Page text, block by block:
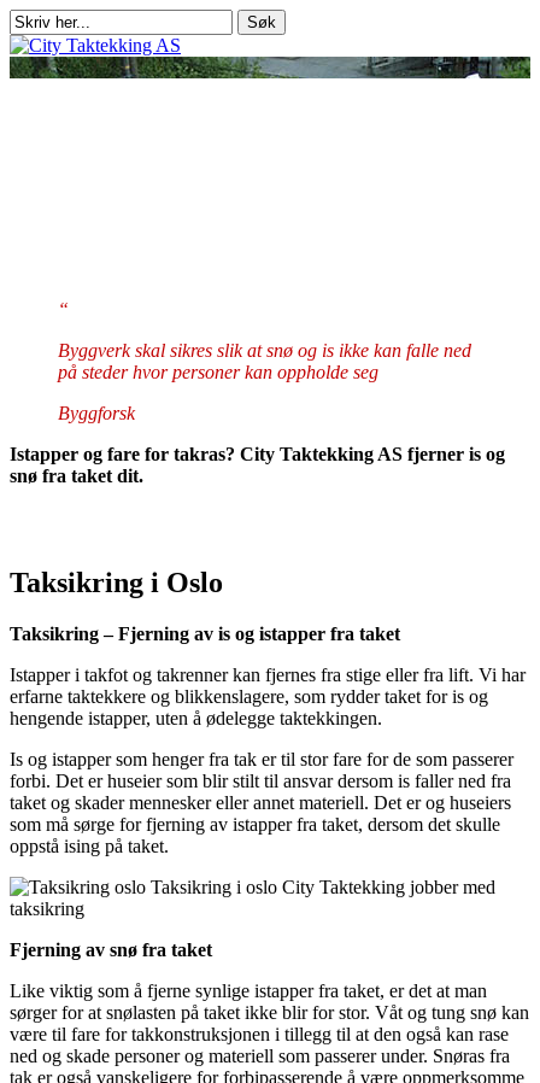
Skip
to
main
content
Søk
Close
Search
Meny
“
Byggverk skal sikres slik at snø og is ikke kan falle ned
på steder hvor personer kan oppholde seg
Byggforsk
Istapper og fare for takras? City Taktekking AS fjerner is og
snø fra taket dit.
Taksikring i Oslo
Taksikring – Fjerning av is og istapper fra taket
Istapper i takfot og takrenner kan fjernes fra stige eller fra lift. Vi har
erfarne taktekkere og blikkenslagere, som rydder taket for is og
hengende istapper, uten å ødelegge taktekkingen.
Is og istapper som henger fra tak er til stor fare for de som passerer
forbi. Det er huseier som blir stilt til ansvar dersom is faller ned fra
taket og skader mennesker eller annet materiell. Det er og huseiers
som må sørge for fjerning av istapper fra taket, dersom det skulle
oppstå ising på taket.
Fjerning av snø fra taket
Like viktig som å fjerne synlige istapper fra taket, er det at man
sørger for at snølasten på taket ikke blir for stor. Våt og tung snø kan
være til fare for takkonstruksjonen i tillegg til at den også kan rase
ned og skade personer og materiell som passerer under. Snøras fra
tak er også vanskeligere for forbipasserende å være oppmerksomme